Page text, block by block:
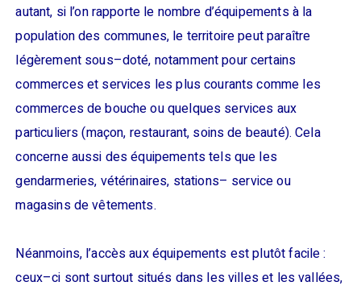
autant, si l’on rapporte le nombre d’équipements à la
population des communes, le territoire peut paraître
légèrement sous–doté, notamment pour certains
commerces et services les plus courants comme les
commerces de bouche ou quelques services aux
particuliers (maçon, restaurant, soins de beauté). Cela
concerne aussi des équipements tels que les
gendarmeries, vétérinaires, stations– service ou
magasins de vêtements.
Néanmoins, l’accès aux équipements est plutôt facile :
ceux–ci sont surtout situés dans les villes et les vallées,